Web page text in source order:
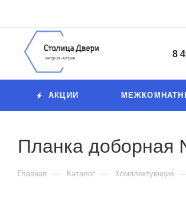
8
АКЦИИ
Планка доборная
Главная — Каталог — Комплектующие